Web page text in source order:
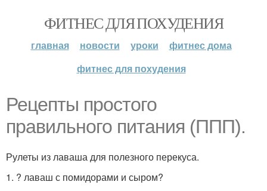
ФИТНЕС ДЛЯ ПОХУДЕНИЯ
главная новости уроки
фитнес дома
фитнес для похудения
Рецепты простого
правильного питания (ППП).
Рулеты из лаваша для полезного перекуса.
1. ? лаваш с помидорами и сыром?